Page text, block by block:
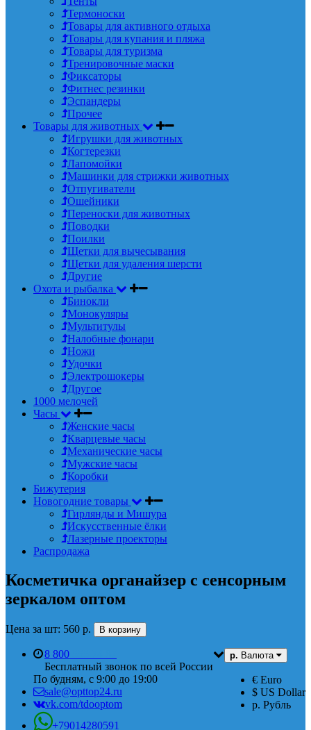
Термоноски
Товары для активного отдыха
Товары для купания и пляжа
Товары для туризма
Тренировочные маски
Фиксаторы
Фитнес резинки
Эспандеры
Прочее
Товары для животных
Игрушки для животных
Когтерезки
Лапомойки
Машинки для стрижки животных
Отпугиватели
Ошейники
Переноски для животных
Поводки
Поилки
Щетки для вычесывания
Щетки для удаления шерсти
Другие
Охота и рыбалка
Бинокли
Монокуляры
Мультитулы
Налобные фонари
Ножи
Удочки
Электрошокеры
Другое
1000 мелочей
Часы
Женские часы
Кварцевые часы
Механические часы
Мужские часы
Коробки
Бижутерия
Новогодние товары
Гирлянды и Мишура
Искусственные ёлки
Лазерные проекторы
Распродажа
Косметичка органайзер с сенсорным
зеркалом оптом
Цена за шт: 560 р. В корзину
р. Валюта
€ Euro
$ US Dollar
р. Рубль
8 800
Бесплатный звонок по всей России
По будням, с 9:00 до 19:00
sale@opttop24.ru
vk.com/tdooptom
+79014280591